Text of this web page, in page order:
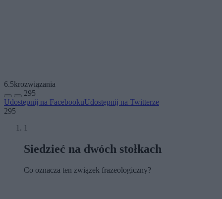
6.5krozwiązania
295
Udostępnij na FacebookuUdostępnij na Twitterze
295
1
Siedzieć na dwóch stołkach
Co oznacza ten związek frazeologiczny?